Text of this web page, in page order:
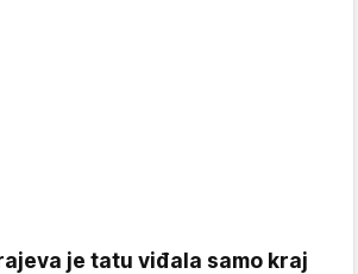
je tatu viđala samo kraj